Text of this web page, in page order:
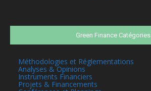
Green Finance Catégories
Méthodologies et Réglementations
Analyses & Opinions
Instruments Financiers
Projets & Financements